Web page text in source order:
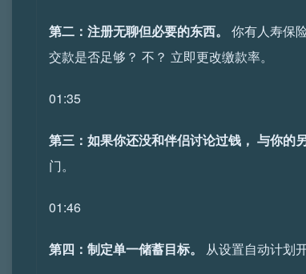
第二：注册无聊但必要的东西。
你有人寿保
交款是否足够？ 不？ 立即更改缴款率。
01:35
第三：如果你还没和伴侣讨论过钱， 与你的
门。
01:46
第四：制定单一储蓄目标。 从设置自动计划